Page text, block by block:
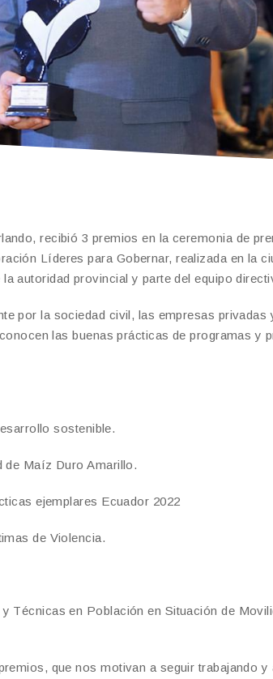
recibió 3 premios en la ceremonia de
Líderes para Gobernar, realizada en la
autoridad provincial y parte del equipo
por la sociedad civil, las empresas privadas
las buenas prácticas de programas y
sostenible.
de Maíz Duro Amarillo.
ejemplares Ecuador 2022
de Violencia.
Técnicas en Población en Situación de
que nos motivan a seguir trabajando y